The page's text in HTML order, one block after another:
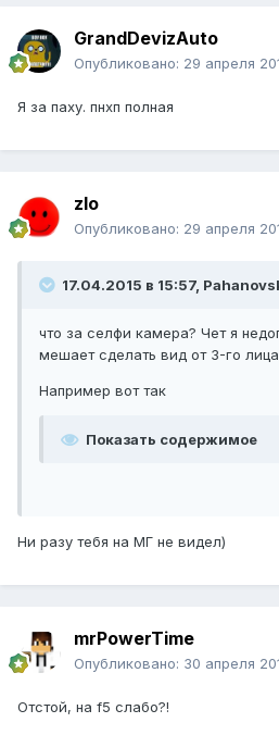
GrandDevizAuto
Опубликовано: 29 апреля
Я за паху. пнхп полная
zlo
Опубликовано: 29 апреля
17.04.2015 в 15:57,
что за селфи камера? Чет я
мешает сделать вид от 3-го
Например вот так
Показать содержимое
Ни разу тебя на МГ не видел)
mrPowerTime
Опубликовано: 30 апреля
Отстой, на f5 слабо?!